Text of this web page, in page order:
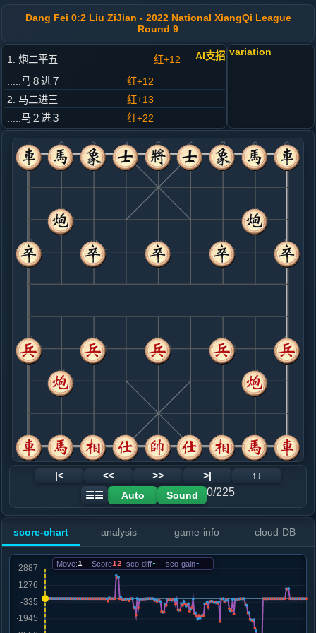
Dang Fei 0:2 Liu ZiJian - 2022 National XiangQi League
Round 9
1. 炮二平五 红+12 AI支招
.....马８进７
红+12
2. 马二进三
红+13
.....马２进３
红+22
3. 车一平二
红+15
.....车９平８
红+18
4. 兵三进一
红+8
.....卒３进１
红+13
5. 马八进九
红+11
.....卒１进１
6. 车九进一
红+5
炮八进四
.....卒１进１
红+7
7. 兵九进一
红+3
8. 炮八平七
红+3
车九平六
.....砲２平１
红+11
砲８进２
9. 车九平六
红+10
.....象７进５
10. 车六进七
红+6
兵五进一
.....士６进５
红+6
红+1
.....马３进２
红+14
车１平３
12. 车六平八
红+0
炮七退一
红+0
13. 车八退五
红+0
.....砲８进２
红+0
15. 兵五进一
.....卒３平２
红+0
16. 车八平七
红+0
variation
|< << >> >|
↑↓
☰☰
Auto Sound 0/225
score-chart analysis game-info cloud-DB
Move:1 Score12 sco-diff- sco-gain-